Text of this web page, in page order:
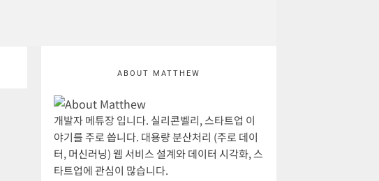
ABOUT MATTHEW
개발자 메튜장 입니다. 실리콘벨리, 스타트업 이
야기를 주로 씁니다. 대용량 분산처리 (주로 데이
터, 머신러닝) 웹 서비스 설계와 데이터 시각화, 스
타트업에 관심이 많습니다.